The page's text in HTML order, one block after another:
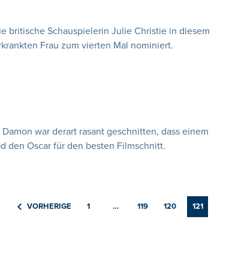
britische Schauspielerin Julie Christie in diesem
Frau zum vierten Mal nominiert.
war derart rasant geschnitten, dass einem
den Oscar für den besten Filmschnitt.
VORHERIGE 1 … 119 120 121